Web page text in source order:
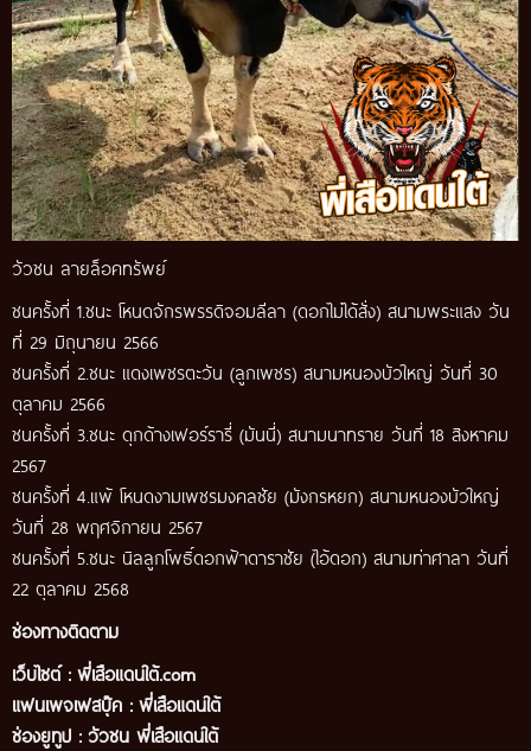
วัวชน ลายล็อคทรัพย์
ชนครั้งที่ 1.ชนะ โหนดจักรพรรดิจอมลีลา (ดอกไม่ได้สั่ง) สนามพระแสง วัน
ที่ 29 มิถุนายน 2566
ชนครั้งที่ 2.ชนะ แดงเพชรตะวัน (ลูกเพชร) สนามหนองบัวใหญ่ วันที่ 30
ตุลาคม 2566
ชนครั้งที่ 3.ชนะ ดุกด้างเฟอร์รารี่ (มันนี่) สนามนาทราย วันที่ 18 สิงหาคม
2567
ชนครั้งที่ 4.แพ้ โหนดงามเพชรมงคลชัย (มังกรหยก) สนามหนองบัวใหญ่
วันที่ 28 พฤศจิกายน 2567
ชนครั้งที่ 5.ชนะ นิลลูกโพธิ์ดอกฟ้าดาราชัย (ไอ้ดอก) สนามท่าศาลา วันที่
22 ตุลาคม 2568
ช่องทางติดตาม
เว็บไซต์ : พี่เสือแดนใต้.com
แฟนเพจเฟสบุ๊ค : พี่เสือแดนใต้
ช่องยูทูป : วัวชน พี่เสือแดนใต้